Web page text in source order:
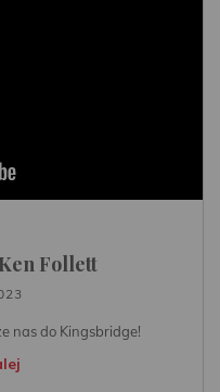
Follett
nas do Kingsbridge!